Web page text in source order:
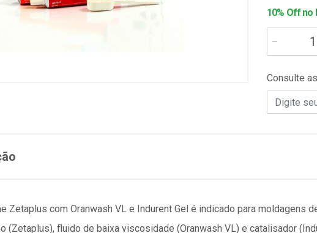
10% Off no
Consulte
Zetaplus com Oranwash VL e Indurent Gel é indicado para moldagens
(Zetaplus), fluido de baixa viscosidade (Oranwash VL) e catalisador